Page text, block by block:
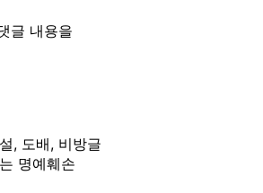
글 내용을
, 도배, 비방글
명예훼손